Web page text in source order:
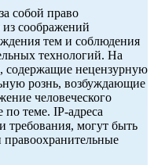
собой право
соображений
тем и соблюдения
технологий. На
содержащие нецензурную
рознь, возбуждающие
человеческого
по теме. IP-адреса
требования, могут быть